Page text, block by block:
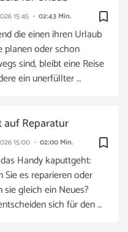
bookmark_border
15:45 02:43 Min.
die einen ihren Urlaub
planen oder schon
sind, bleibt eine Reise
ein unerfüllter …
bookmark_border
15:00 02:00 Min.
auf Reparatur
Handy kaputtgeht:
Sie es reparieren oder
sie gleich ein Neues?
sich für den …